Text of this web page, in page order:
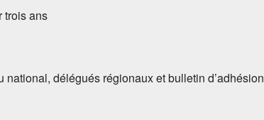
trois ans
national, délégués régionaux et bulletin d’adhésion